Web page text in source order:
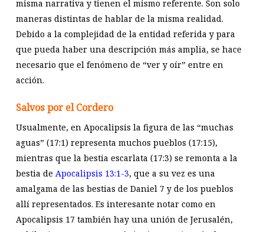
misma narrativa y tienen el mismo referente. Son solo
maneras distintas de hablar de la misma realidad.
Debido a la complejidad de la entidad referida y para
que pueda haber una descripción más amplia, se hace
necesario que el fenómeno de “ver y oír” entre en
acción.
Salvos por el Cordero
Usualmente, en Apocalipsis la figura de las “muchas
aguas” (17:1) representa muchos pueblos (17:15),
mientras que la bestia escarlata (17:3) se remonta a la
bestia de Apocalipsis 13:1-3, que a su vez es una
amalgama de las bestias de Daniel 7 y de los pueblos
allí representados. Es interesante notar como en
Apocalipsis 17 también hay una unión de Jerusalén,